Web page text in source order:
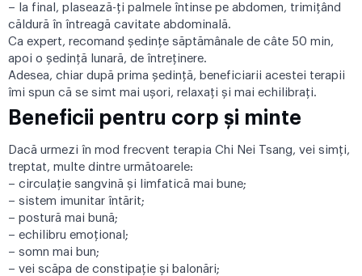
– la final, plasează-ţi palmele întinse pe abdomen, trimiţând
căldură în întreagă cavitate abdominală.
Ca expert, recomand ședinţe săptămânale de câte 50 min,
apoi o şedinţă lunară, de întreţinere.
Adesea, chiar după prima şedinţă, beneficiarii acestei terapii
îmi spun că se simt mai uşori, relaxaţi și mai echilibraţi.
Beneficii pentru corp și minte
Dacă urmezi în mod frecvent terapia Chi Nei Tsang, vei simți,
treptat, multe dintre următoarele:
– circulaţie sangvină şi limfatică mai bune;
– sistem imunitar întărit;
– postură mai bună;
– echilibru emoțional;
– somn mai bun;
– vei scăpa de constipaţie și balonări;